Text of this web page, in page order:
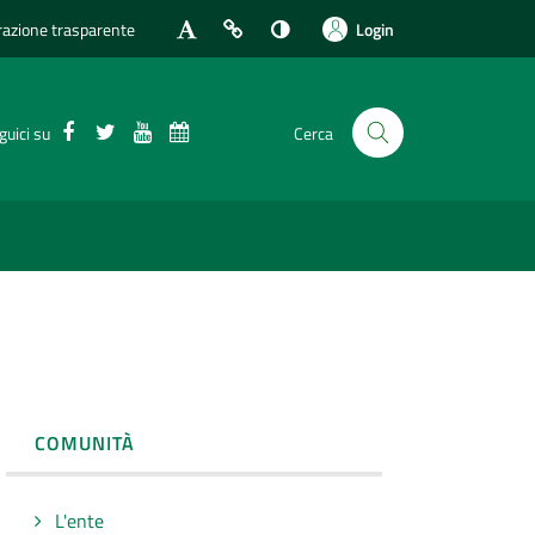
trasparente Login
su Facebook
TwitterYoutubeCalendario eventi
Cerca
COMUNITÀ
L'ente